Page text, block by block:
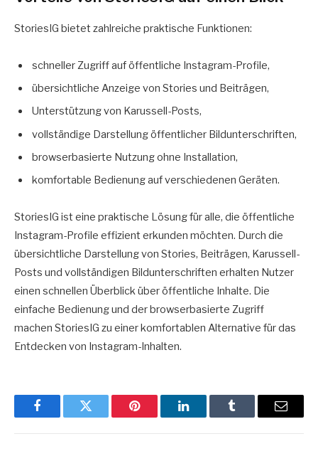
StoriesIG bietet zahlreiche praktische Funktionen:
schneller Zugriff auf öffentliche Instagram-Profile,
übersichtliche Anzeige von Stories und Beiträgen,
Unterstützung von Karussell-Posts,
vollständige Darstellung öffentlicher Bildunterschriften,
browserbasierte Nutzung ohne Installation,
komfortable Bedienung auf verschiedenen Geräten.
StoriesIG ist eine praktische Lösung für alle, die öffentliche
Instagram-Profile effizient erkunden möchten. Durch die
übersichtliche Darstellung von Stories, Beiträgen, Karussell-
Posts und vollständigen Bildunterschriften erhalten Nutzer
einen schnellen Überblick über öffentliche Inhalte. Die
einfache Bedienung und der browserbasierte Zugriff
machen StoriesIG zu einer komfortablen Alternative für das
Entdecken von Instagram-Inhalten.
FacebookTwitter Pinterest LinkedInTumblr Email